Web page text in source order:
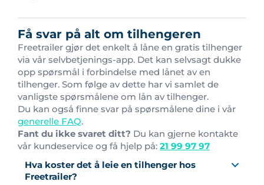
Få svar på alt om tilhengeren
Freetrailer gjør det enkelt å låne en gratis tilhenger
via vår selvbetjenings-app. Det kan selvsagt dukke
opp spørsmål i forbindelse med lånet av en
tilhenger. Som følge av dette har vi samlet de
vanligste spørsmålene om lån av tilhenger.
Du kan også finne svar på spørsmålene dine i vår
generelle FAQ.
Fant du ikke svaret ditt? Du kan gjerne kontakte
vår kundeservice og få hjelp på: 21 99 97 97
Hva koster det å leie en tilhenger hos
Freetrailer?